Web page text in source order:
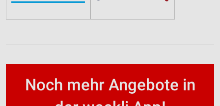
Noch mehr Angebote in